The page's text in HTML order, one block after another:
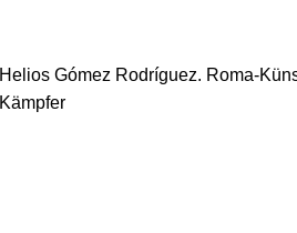
Helios Gómez Rodríguez. Roma-
Kämpfer